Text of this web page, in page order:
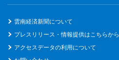
雲南経済新聞について
プレスリリース・情報提供はこちらから
アクセスデータの利用について